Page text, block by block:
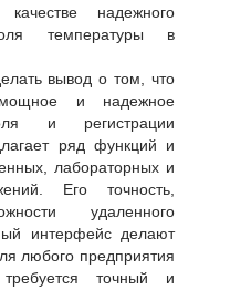
надежного
температуры в
вывод о том, что
и надежное
и регистрации
ряд функций и
лабораторных и
Его точность,
удаленного
интерфейс делают
любого предприятия
точный и